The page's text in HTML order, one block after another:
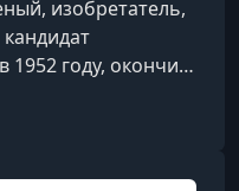
изобретатель,
1952 году, окончил
и долгие
химии,